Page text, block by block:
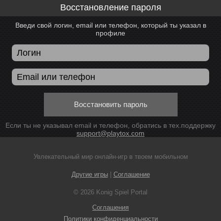
Восстановление пароля
Введи свой логин, email или телефон, который ты указал в
профиле
Восстановить пароль
Если ты не указывал email и телефон, обратись в тех.поддержку
support@playtox.com
Увлекательный мир онлайн-игр в твоем мобильном
Другие игры| Соглашение
© 2026 Konig Spiel Portal
Соглашения
Политики конфиденциальности